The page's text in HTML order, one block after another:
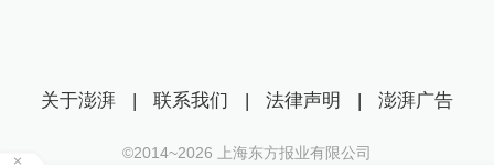
关于澎湃 | 联系我们 | 法律声明 | 澎湃广告
©2014~2026 上海东方报业有限公司